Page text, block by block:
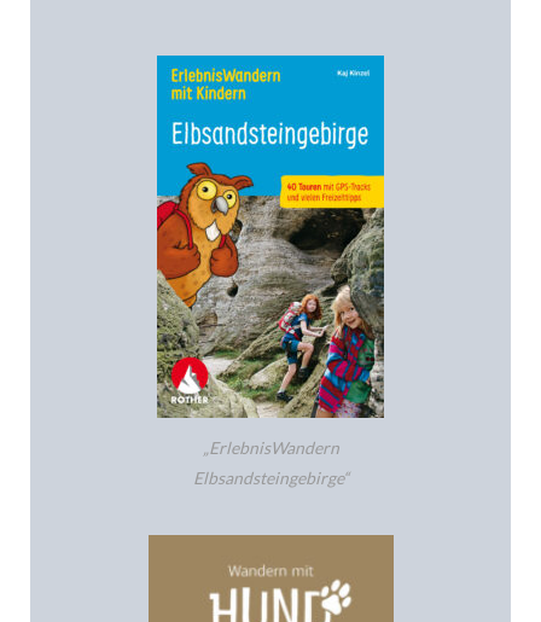
„ErlebnisWandern
Elbsandsteingebirge“